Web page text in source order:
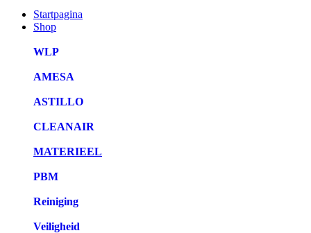
Startpagina
Shop
WLP
AMESA
ASTILLO
CLEANAIR
MATERIEEL
PBM
Reiniging
Veiligheid